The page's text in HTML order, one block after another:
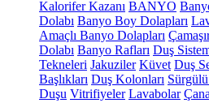
Kalorifer Kazanı BANYO
Dolabı Banyo Boy Dolapları
Amaçlı Banyo Dolapları
Dolabı Banyo Rafları Duş
Tekneleri Jakuziler Küvet Duş
Başlıkları Duş Kolonları
Duşu Vitrifiyeler Lavabolar